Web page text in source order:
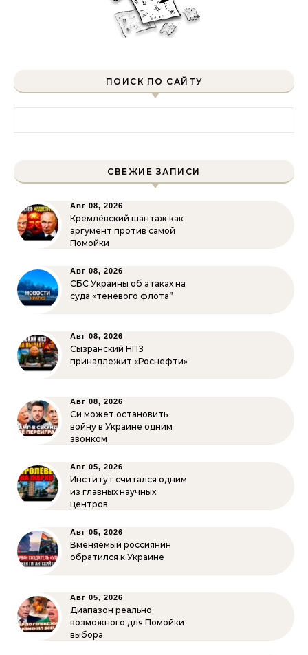
ПОИСК ПО САЙТУ
СВЕЖИЕ ЗАПИСИ
Авг 08, 2026
Кремлёвский шантаж как
аргумент против самой
Помойки
Авг 08, 2026
СБС Украины об атаках на
суда «теневого флота”
Авг 08, 2026
Сызранский НПЗ
принадлежит «Роснефти»
Авг 08, 2026
Си может остановить
войну в Украине одним
звонком
Авг 05, 2026
Институт считался одним
из главных научных
центров
Авг 05, 2026
Вменяемый россиянин
обратился к Украине
Авг 05, 2026
Диапазон реально
возможного для Помойки
выбора